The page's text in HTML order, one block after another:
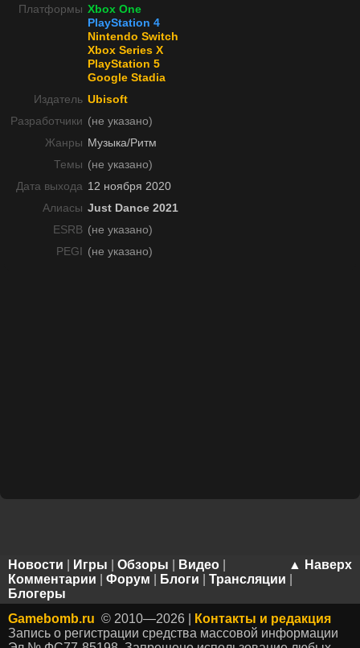
Платформы Xbox One
PlayStation 4
Nintendo Switch
Xbox Series X
PlayStation 5
Google Stadia
Издатель Ubisoft
Разработчики (не указано)
Жанры Музыка/Ритм
Темы (не указано)
Дата выхода 12 ноября 2020
Алиасы Just Dance 2021
ESRB (не указано)
PEGI (не указано)
▲ Наверх
Новости Игры Обзоры Видео
Комментарии
Форум Блоги Трансляции
Блогеры
Gamebomb.ru © 2010—2026 |
Контакты и редакция
Запись о регистрации средства массовой информации